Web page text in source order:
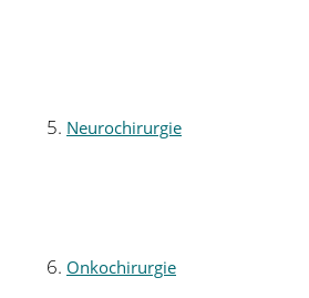
Neurochirurgie
Onkochirurgie